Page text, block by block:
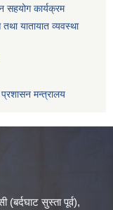
सहयोग कार्यक्रम
तथा यातायात व्यवस्था
प्रशासन मन्त्रालय
(बर्दघाट सुस्ता पूर्व),